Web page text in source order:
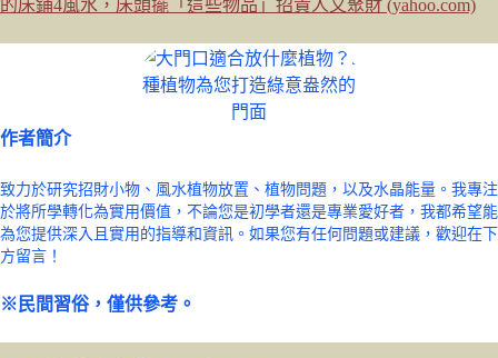
的床鋪4風水，床頭擺「這些物品」招貴人又聚財 (yahoo.com)
作者簡介
致力於研究招財小物、風水植物放置、植物問題，以及水晶能量。我專注
於將所學轉化為實用價值，不論您是初學者還是專業愛好者，我都希望能
為您提供深入且實用的指導和資訊。如果您有任何問題或建議，歡迎在下
方留言！
※民間習俗，僅供參考。